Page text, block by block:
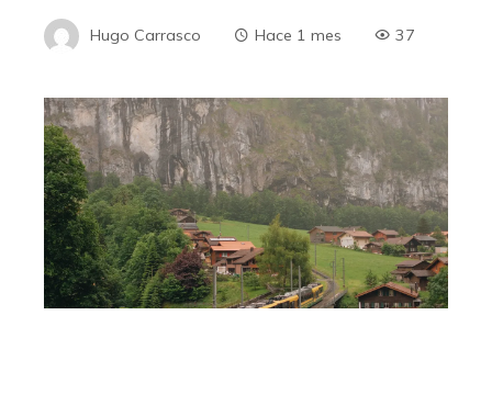
Hugo Carrasco Hace 1 mes 37